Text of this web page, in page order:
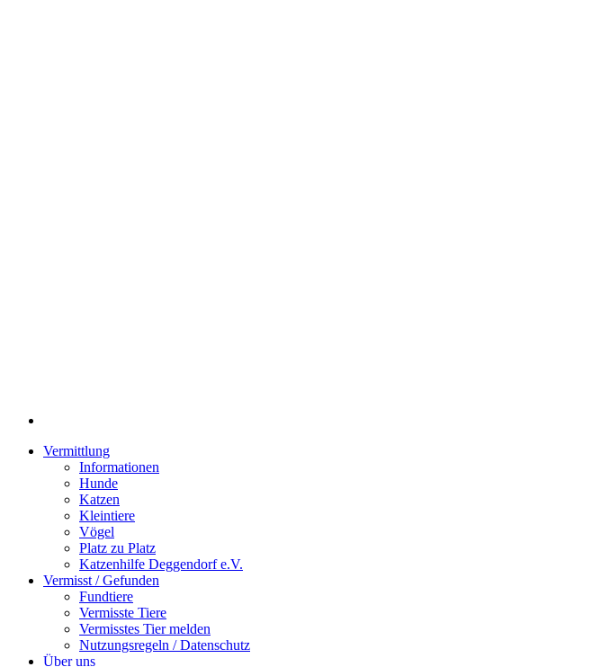
Vermittlung
Informationen
Hunde
Katzen
Kleintiere
Vögel
Platz zu Platz
Katzenhilfe Deggendorf e.V.
Vermisst / Gefunden
Fundtiere
Vermisste Tiere
Vermisstes Tier melden
Nutzungsregeln / Datenschutz
Über uns